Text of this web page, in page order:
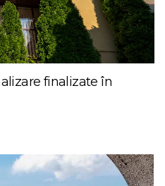
finalizate în